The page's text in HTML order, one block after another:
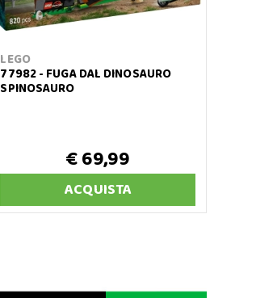
LEGO
77982 - FUGA DAL DINOSAURO
SPINOSAURO
€ 69,99
ACQUISTA